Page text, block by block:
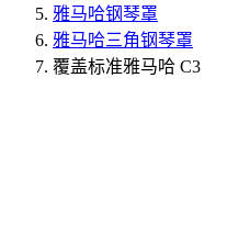
雅马哈钢琴罩
雅马哈三角钢琴罩
覆盖标准雅马哈 C3